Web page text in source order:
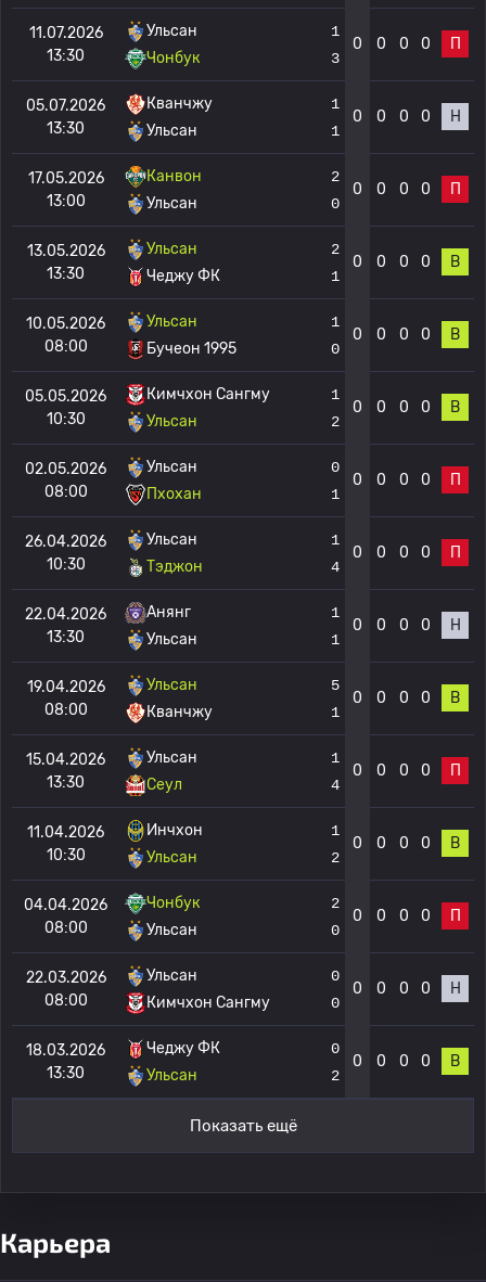
11.07.2026
13:30
Ульсан
Чонбук
1
3
0 0 0 0 П
05.07.2026
13:30
Кванчжу
Ульсан
1
1
0 0 0 0 Н
17.05.2026
13:00
Канвон
Ульсан
2
0
0 0 0 0 П
13.05.2026
13:30
Ульсан
Чеджу ФК
2
1
0 0 0 0 В
10.05.2026
08:00
Ульсан
Бучеон 1995
1
0
0 0 0 0 В
05.05.2026
10:30
Кимчхон Сангму
Ульсан
1
2
0 0 0 0 В
02.05.2026
08:00
Ульсан
Пхохан
0
1
0 0 0 0 П
26.04.2026
10:30
Ульсан
Тэджон
1
4
0 0 0 0 П
22.04.2026
13:30
Анянг
Ульсан
1
1
0 0 0 0 Н
19.04.2026
08:00
Ульсан
Кванчжу
5
1
0 0 0 0 В
15.04.2026
13:30
Ульсан
Сеул
1
4
0 0 0 0 П
11.04.2026
10:30
Инчхон
Ульсан
1
2
0 0 0 0 В
04.04.2026
08:00
Чонбук
Ульсан
2
0
0 0 0 0 П
22.03.2026
08:00
Ульсан
Кимчхон Сангму
0
0
0 0 0 0 Н
18.03.2026
13:30
Чеджу ФК
Ульсан
0
2
0 0 0 0 В
Показать ещё
Карьера